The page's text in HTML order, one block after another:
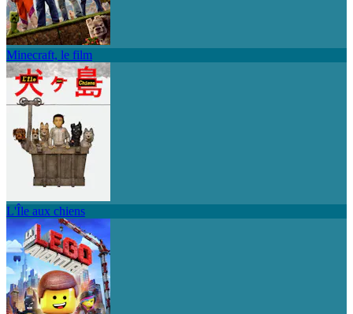
Minecraft, le film
L'Île aux chiens